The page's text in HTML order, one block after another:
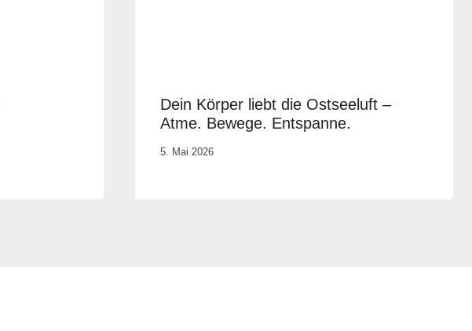
Dein Körper liebt die Ostseeluft –
Atme. Bewege. Entspanne.
Von
5. Mai 2026